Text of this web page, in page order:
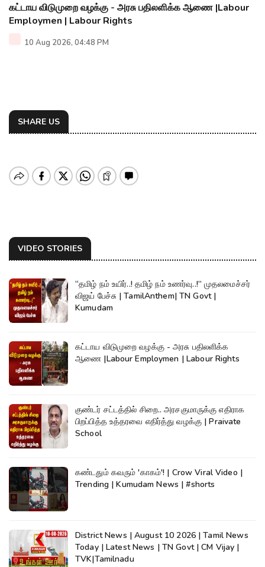
கட்டாய விடுமுறை வழக்கு - அரசு பதிலளிக்க ஆணை |Labour
Employmen | Labour Rights
10 Aug 2026, 04:48 PM
SHARE US
VIDEO STORIES
“தமிழ் நம் உயிர்..! தமிழ் நம் உணர்வு..!” முதலமைச்சர்
விஜய் பேச்சு | TamilAnthem| TN Govt |
Kumudam
கட்டாய விடுமுறை வழக்கு - அரசு பதிலளிக்க
ஆணை |Labour Employmen | Labour Rights
குண்டர் சட்டத்தில் சிறை.. அரசகுமாருக்கு எதிராக
பிறப்பித்த உத்தரவை எதிர்த்து வழக்கு | Praivate
School
கண்டதும் கவரும் 'காகம்'! | Crow Viral Video |
Trending | Kumudam News | #shorts
District News | August 10 2026 | Tamil News
Today | Latest News | TN Govt | CM Vijay |
TVK|Tamilnadu